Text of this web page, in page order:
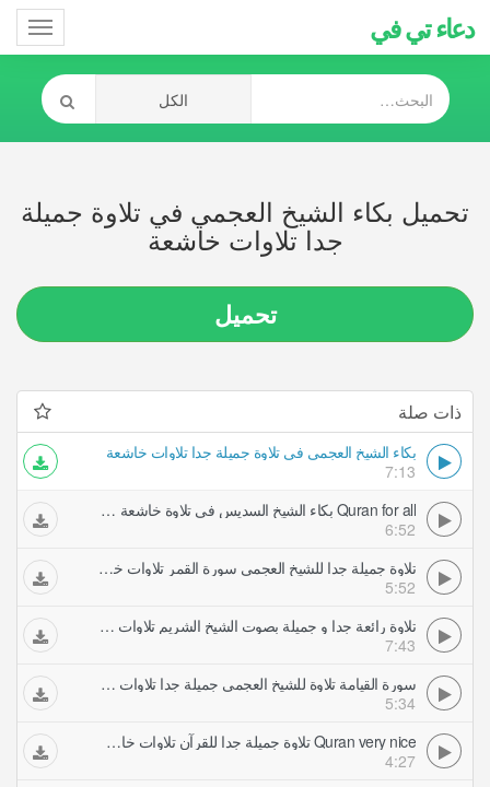
دعاء تي في
تحميل بكاء الشيخ العجمي في تلاوة جميلة
جدا تلاوات خاشعة
تحميل
ذات صلة
بكاء الشيخ العجمي في تلاوة جميلة جدا تلاوات خاشعة
7:13
Quran for all بكاء الشيخ السديس في تلاوة خاشعة تلاوات خاشعة
6:52
تلاوة جميلة جدا للشيخ العجمي سورة القمر تلاوات خاشعة
5:52
تلاوة رائعة جدا و جميلة بصوت الشيخ الشريم تلاوات خاشعة
7:43
سورة القيامة تلاوة للشيخ العجمي جميلة جدا تلاوات خاشعة
5:34
Quran very nice تلاوة جميلة جدا للقرآن تلاوات خاشعة
4:27